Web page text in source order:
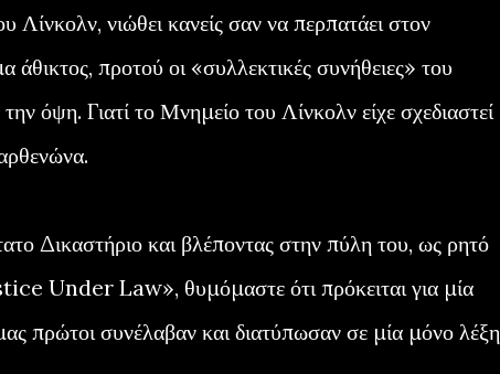
νιώθει κανείς σαν να περπατάει στον
προτού οι «συλλεκτικές συνήθειες» του
όψη. Γιατί το Μνημείο του Λίνκολν είχε σχεδιαστεί
Δικαστήριο και βλέποντας στην πύλη του, ως ρητό
Under Law», θυμόμαστε ότι πρόκειται για μία
πρώτοι συνέλαβαν και διατύπωσαν σε μία μόνο